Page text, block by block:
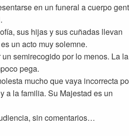
en un funeral a cuerpo
sus hijas y sus cuñadas llevan
un acto muy solemne.
semirecogido por lo menos. La
pega.
mucho que vaya incorrecta
a la familia. Su Majestad es un
sin comentarios…